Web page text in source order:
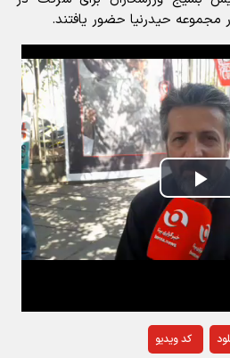
مجموعه حیدرنیا حضور یافتند.
کد ویدیو